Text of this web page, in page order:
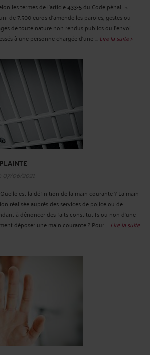
les termes de l’article 433-5 du Code pénal : «
de 7.500 euros d'amende les paroles, gestes ou
de toute nature non rendus publics ou l'envoi
à une personne chargée d'une ... Lire la suite >
07/06/2021
Quelle est la définition de la main courante ? La main
réalisée auprès des services de police ou de
à dénoncer des faits constitutifs ou non d’une
déposer une main courante ? Pour ... Lire la suite